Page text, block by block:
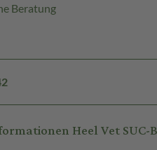
Beratung
Heel Vet SUC-